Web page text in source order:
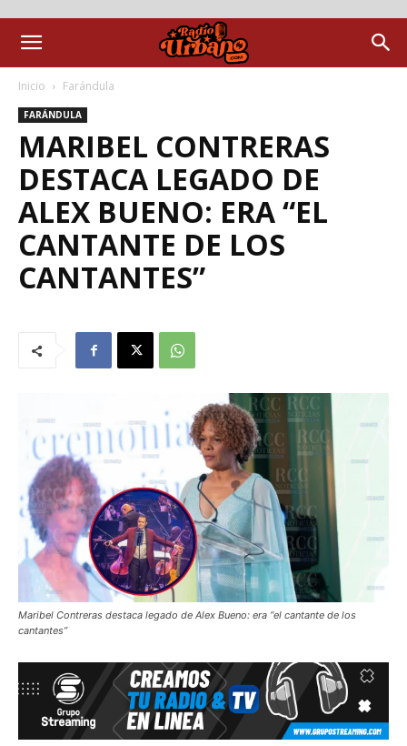
Inicio Farándula
FARÁNDULA
MARIBEL CONTRERAS
DESTACA LEGADO DE
ALEX BUENO: ERA “EL
CANTANTE DE LOS
CANTANTES”
Maribel Contreras destaca legado de Alex Bueno: era “el cantante de los
cantantes”